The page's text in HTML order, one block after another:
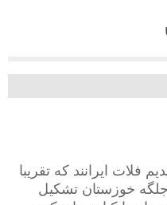
فلات ایرانند که تقریبا
جلگه خوزستان تشکیل